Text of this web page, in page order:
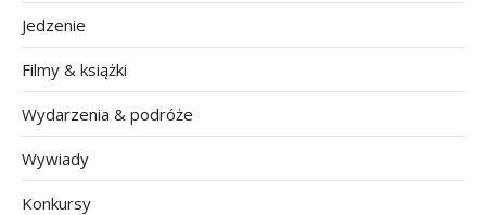
Jedzenie
Filmy & książki
Wydarzenia & podróże
Wywiady
Konkursy